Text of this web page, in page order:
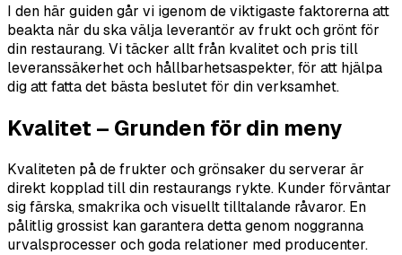
I den här guiden går vi igenom de viktigaste faktorerna att
beakta när du ska välja leverantör av frukt och grönt för
din restaurang. Vi täcker allt från kvalitet och pris till
leveranssäkerhet och hållbarhetsaspekter, för att hjälpa
dig att fatta det bästa beslutet för din verksamhet.
Kvalitet – Grunden för din meny
Kvaliteten på de frukter och grönsaker du serverar är
direkt kopplad till din restaurangs rykte. Kunder förväntar
sig färska, smakrika och visuellt tilltalande råvaror. En
pålitlig grossist kan garantera detta genom noggranna
urvalsprocesser och goda relationer med producenter.